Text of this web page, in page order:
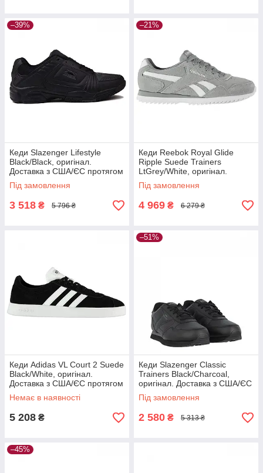
–39%
Кеди Slazenger Lifestyle
Black/Black, оригінал.
Доставка з США/ЄС протягом
14 днів
Під замовлення
3 518 ₴ 5 796 ₴
–21%
Кеди Reebok Royal Glide
Ripple Suede Trainers
LtGrey/White, оригінал.
Доставка з США/ЄС протягом
14 днів
Під замовлення
4 969 ₴ 6 279 ₴
Кеди Adidas VL Court 2 Suede
Black/White, оригінал.
Доставка з США/ЄС протягом
14 днів
Немає в наявності
5 208 ₴
–51%
Кеди Slazenger Classic
Trainers Black/Charcoal,
оригінал. Доставка з США/ЄС
протягом 14 днів
Під замовлення
2 580 ₴ 5 313 ₴
–45%